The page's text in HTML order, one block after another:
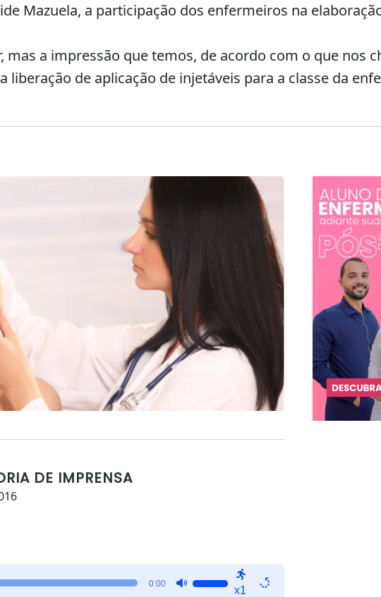
Mazuela, a participação dos enfermeiros na
mas a impressão que temos, de acordo com o que nos
liberação de aplicação de injetáveis para a classe da
DE IMPRENSA
0:00
x1